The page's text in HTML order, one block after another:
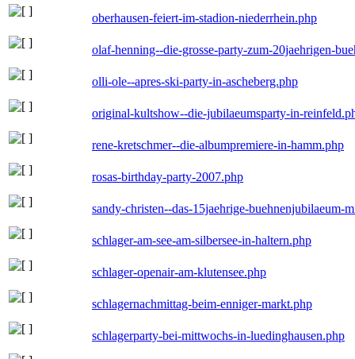
oberhausen-feiert-im-stadion-niederrhein.php
olaf-henning--die-grosse-party-zum-20jaehrigen-
olli-ole--apres-ski-party-in-ascheberg.php
original-kultshow--die-jubilaeumsparty-in-
rene-kretschmer--die-albumpremiere-in-hamm.php
rosas-birthday-party-2007.php
sandy-christen--das-15jaehrige-buehnenjubilaeum-
schlager-am-see-am-silbersee-in-haltern.php
schlager-openair-am-klutensee.php
schlagernachmittag-beim-enniger-markt.php
schlagerparty-bei-mittwochs-in-luedinghausen.php